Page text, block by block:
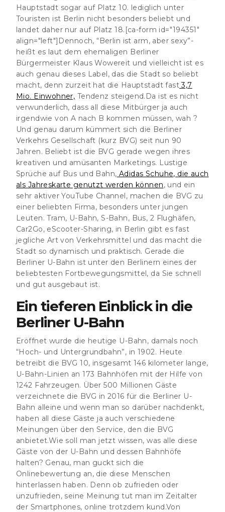
Hauptstadt sogar auf Platz 10. lediglich unter
Touristen ist Berlin nicht besonders beliebt und
landet daher nur auf Platz 18.[ca-form id="194351"
align="left"]Dennoch, “Berlin ist arm, aber sexy”-
heißt es laut dem ehemaligen Berliner
Bürgermeister Klaus Wowereit und vielleicht ist es
auch genau dieses Label, das die Stadt so beliebt
macht, denn zurzeit hat die Hauptstadt fast3,7
Mio. Einwohner, Tendenz steigend.Da ist es nicht
verwunderlich, dass all diese Mitbürger ja auch
irgendwie von A nach B kommen müssen, wah ?
Und genau darum kümmert sich die Berliner
Verkehrs Gesellschaft (kurz BVG) seit nun 90
Jahren. Beliebt ist die BVG gerade wegen ihres
kreativen und amüsanten Marketings. Lustige
Sprüche auf Bus und Bahn, Adidas Schuhe, die auch
als Jahreskarte genutzt werden können, und ein
sehr aktiver YouTube Channel, machen die BVG zu
einer beliebten Firma, besonders unter jungen
Leuten. Tram, U-Bahn, S-Bahn, Bus, 2 Flughäfen,
Car2Go, eScooter-Sharing, in Berlin gibt es fast
jegliche Art von Verkehrsmittel und das macht die
Stadt so dynamisch und praktisch. Gerade die
Berliner U-Bahn ist unter den Berlinern eines der
beliebtesten Fortbewegungsmittel, da Sie schnell
und gut ausgebaut ist.
Ein tieferen Einblick in die
Berliner U-Bahn
Eröffnet wurde die heutige U-Bahn, damals noch
“Hoch- und Untergrundbahn”, in 1902. Heute
betreibt die BVG 10, insgesamt 146 kilometer lange,
U-Bahn-Linien an 173 Bahnhöfen mit der Hilfe von
1242 Fahrzeugen. Über 500 Millionen Gäste
verzeichnete die BVG in 2016 für die Berliner U-
Bahn alleine und wenn man so darüber nachdenkt,
haben all diese Gäste ja auch verschiedene
Meinungen über den Service, den die BVG
anbietet.Wie soll man jetzt wissen, was alle diese
Gäste von der U-Bahn und dessen Bahnhöfe
halten? Genau, man guckt sich die
Onlinebewertung an, die diese Menschen
hinterlassen haben. Denn ob zufrieden oder
unzufrieden, seine Meinung tut man im Zeitalter
der Smartphones, online trotzdem kund.Von